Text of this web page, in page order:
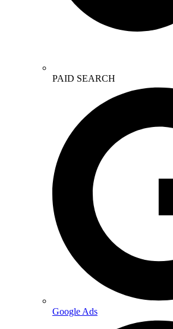
PAID SEARCH
Google Ads